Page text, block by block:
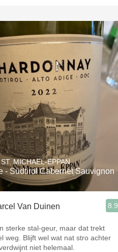
MICHAEL-EPPAN
- Südtirol Cabernet Sauvignon
Van Duinen 8.9
sterke stal-geur, maar dat trekt
weg. Blijft wel wat nat stro achter
niet helemaal.